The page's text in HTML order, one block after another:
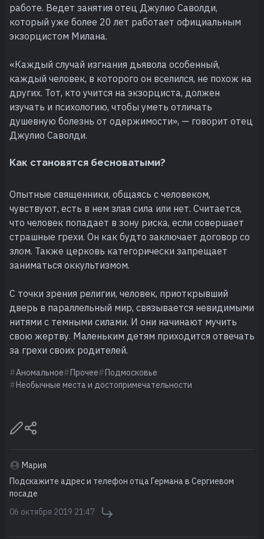
работе. Ведет занятия отец Джулио Саволди,
который уже более 20 лет работает официальным
экзорцистом Милана.
«Каждый случай изгнания дьявола особенный,
каждый человек, в которого он вселился, не похож на
других. Тот, кто учится на экзорциста, должен
изучать и психологию, чтобы уметь отличать
душевную болезнь от одержимости», — говорит отец
Джулио Саволди.
Как становятся бесноватыми?
Опытные священники, общаясь с человеком,
чувствуют, есть в нем злая сила или нет. Считается,
что человек попадает в зону риска, если совершает
страшные грехи. Он как будто заключает договор со
злом. Также церковь категорически запрещает
заниматься оккультизмом.
С точки зрения религии, человек, приоткрывший
дверь в параллельный мир, связывается невидимыми
нитями с темными силами. И они начинают мучить
свою жертву. Маленьким детям приходится отвечать
за грехи своих родителей.
Аномальное Прочее
Подмосковье
Необычные места и достопримечательности
Мария
Подскажите адрес и телефон отца Германа в Сергиевом
посаде
06 октября 2019 21:47